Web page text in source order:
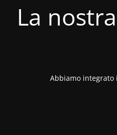
La
Abbiamo integrato